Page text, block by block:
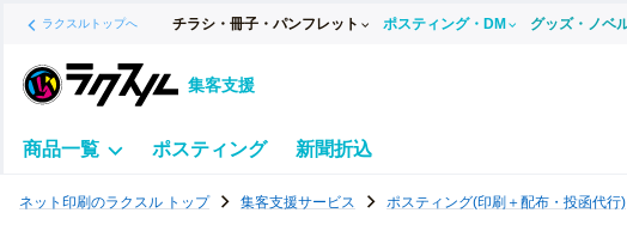
ラクスルトップへ チラシ・冊子・パンフレット ポスティング・DM グッズ・ノベ
集客支援
商品一覧 ポスティング 新聞折込
ネット印刷のラクスル トップ 集客支援サービス ポスティング(印刷＋配布・投函代行)